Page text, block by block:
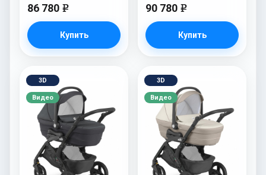
86 780 e
Купить
90 780 e
Купить
3D
Видео
3D
Видео